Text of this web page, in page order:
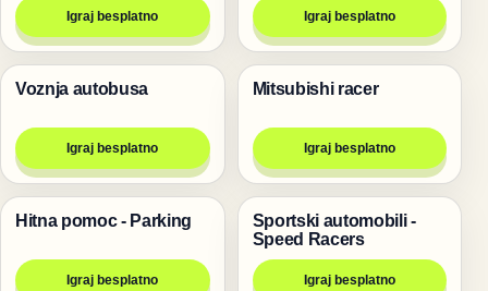
Igraj besplatno Igraj besplatno
Trke
Voznja autobusa
Igraj besplatno
Trke
Mitsubishi racer
Igraj besplatno
Trke
Hitna pomoc - Parking
Igraj besplatno
Trke
Sportski automobili -
Speed Racers
Igraj besplatno